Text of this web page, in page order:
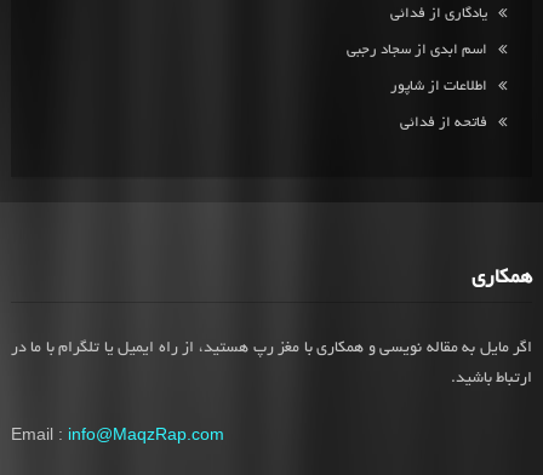
یادگاری از فدائی
اسم ابدی از سجاد رجبی
اطلاعات از شاپور
فاتحه از فدائی
همکاری
اگر مایل به مقاله نویسی و همکاری با مغز رپ هستید، از راه ایمیل یا تلگرام با ما در
ارتباط باشید.
Email : info@MaqzRap.com